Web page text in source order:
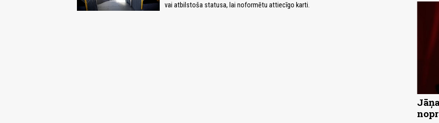
vai atbilstoša statusa, lai noformētu attiecīgo karti.